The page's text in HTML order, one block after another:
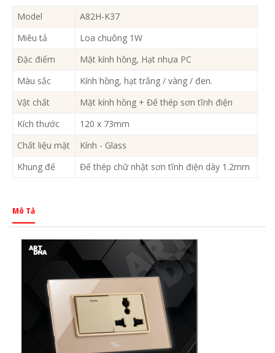
Model
A82H-K37
Miêu tả
Loa chuông 1W
Đặc điểm
Mặt kính hồng, Hạt nhựa PC
Màu sắc
Kính hồng, hạt trắng / vàng / đen.
Vật chất
Mặt kính hồng + Đế thép sơn tĩnh điện
Kích thước
120 x 73mm
Chất liệu mặt
Kính - Glass
Khung đế
Đế thép chữ nhật sơn tĩnh điện dày 1.2mm
Mô Tả